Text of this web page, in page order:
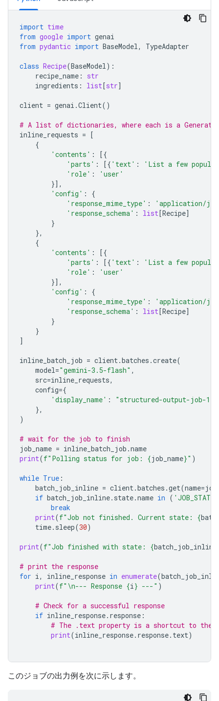
import time
from google import genai
from pydantic import BaseModel, TypeAdapter
class Recipe(BaseModel):
recipe_name :
str
ingredients : list[str]
client = genai .Client()
# A list of dictionaries, where each is a
inline_requests = [
{
'contents' :
[{
'parts' : [{ 'text' :
'List a few
'role' :
'user'
}],
'config' :
{
'response_mime_type' :
'application/
'response_schema' : list[Recipe]
}
},
{
'contents' :
[{
'parts' : [{ 'text' :
'List a few
'role' :
'user'
}],
'config' :
{
'response_mime_type' :
'application/
'response_schema' : list[Recipe]
}
}
]
inline_batch_job = client.batches .create(
model="gemini-3.5-flash" ,
src=inline_requests,
config={
'display_name' :
"structured-output-job-1"
},
)
# wait for the job to finish
job_name = inline_batch_job .name
print(f"Polling status for job: {job_name}" )
while True :
batch_job_inline = client.batches .get(name=
if batch_job_inline. state.name in (
break
print(f"Job not finished. Current state: {
time. sleep(30)
print(f"Job finished with state: {batch_job_inline
# print the response
for i, inline_response in enumerate(
print(f" \n--- Response {i} ---" )
# Check for a successful response
if inline_response. response :
# The .text property is a shortcut to the
print(inline_response. response. text)
このジョブの出力例を次に示します。